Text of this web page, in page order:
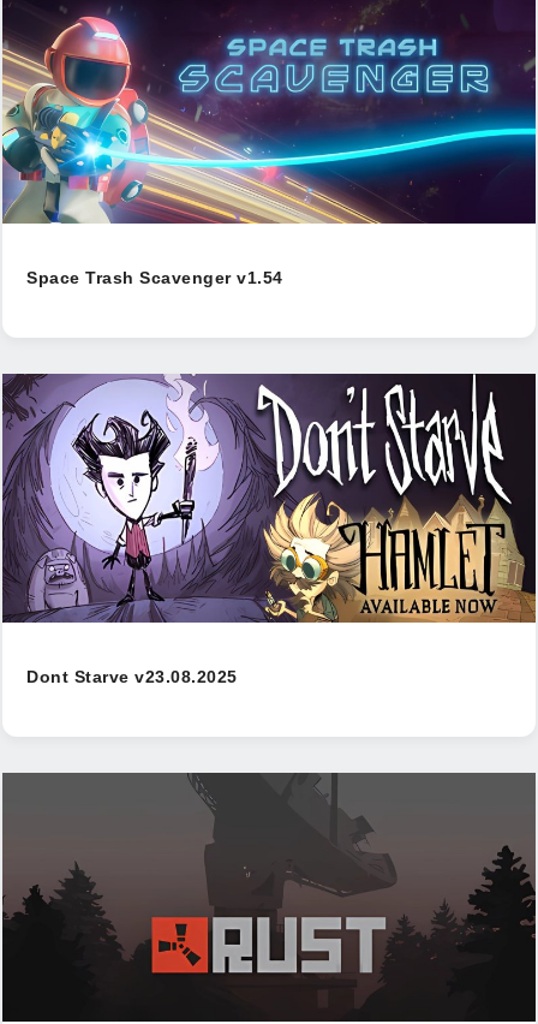
Space Trash Scavenger v1.54
Dont Starve v23.08.2025